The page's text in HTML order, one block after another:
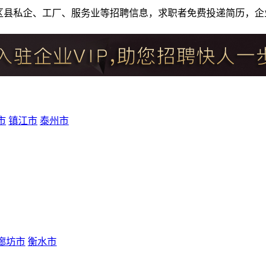
私企、工厂、服务业等招聘信息，求职者免费投递简历，
镇江市 泰州市
坊市 衡水市